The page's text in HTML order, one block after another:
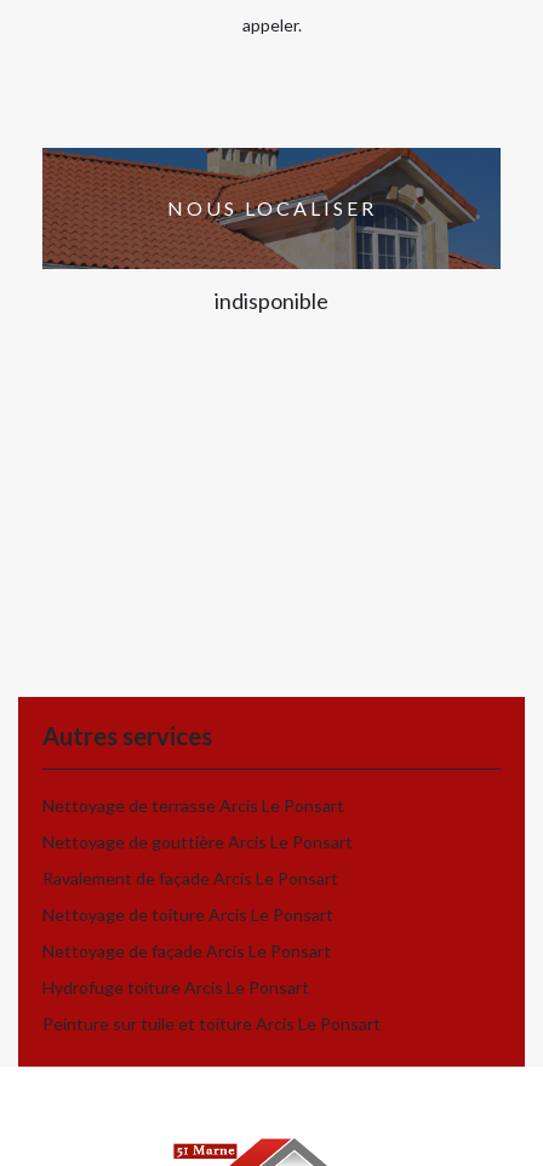
appeler.
NOUS LOCALISER
indisponible
Autres services
Nettoyage de terrasse Arcis Le Ponsart
Nettoyage de gouttière Arcis Le Ponsart
Ravalement de façade Arcis Le Ponsart
Nettoyage de toiture Arcis Le Ponsart
Nettoyage de façade Arcis Le Ponsart
Hydrofuge toiture Arcis Le Ponsart
Peinture sur tuile et toiture Arcis Le Ponsart